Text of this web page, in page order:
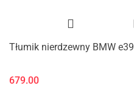
Tłumik nierdzewny BMW e39
679.00